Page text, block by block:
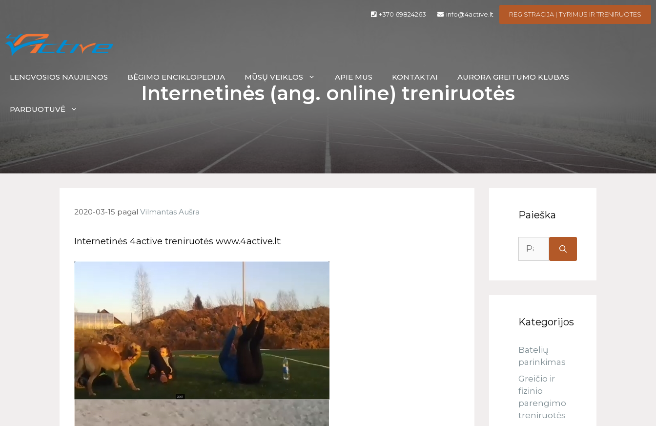
+370 69824263 info@4active.lt REGISTRACIJA Į TYRIMUS IR TRENIRUOTES
LENGVOSIOS NAUJIENOS BĖGIMO ENCIKLOPEDIJA MŪSŲ VEIKLOS APIE MUS KONTAKTAI AURORA GREITUMO KLUBAS
PARDUOTUVĖ
Internetinės (ang. online) treniruotės
2020-03-15 pagal Vilmantas Aušra
Internetinės 4active treniruotės www.4active.lt:
Paieška
Kategorijos
Batelių
parinkimas
Greičio ir
fizinio
parengimo
treniruotės